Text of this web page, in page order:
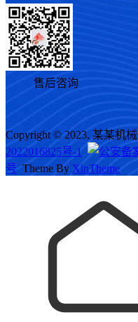
售后咨询
Copyright © 2023, 某某机
2022016825号-1
号 Theme By XinTheme